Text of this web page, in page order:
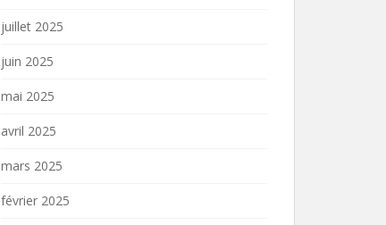
juillet 2025
juin 2025
mai 2025
avril 2025
mars 2025
février 2025